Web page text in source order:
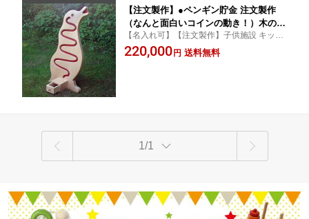
【注文製作】●ペンギン貯金 注文製作
（なんと面白いコインの動き！）木のお
もちゃ 日本製 1歳 2歳 3歳 4歳 5歳 6歳
7歳 8歳 幼児子供 誕生日ギフト〜出産祝
【名入れ可】【注文製作】子供施設 キッズ
ルーム最適です。何かの記念に頂いたら嬉
しいですね♪ 木育 安全 安心 日本製 インテ
220,000 円 送料無料
1/1